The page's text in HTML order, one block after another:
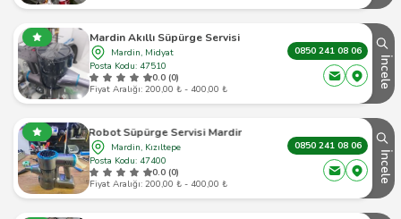
Mardin Akıllı Süpürge Servisi
Mardin, Midyat
Posta Kodu: 47510
0.0 (0)
Fiyat Aralığı: 200,00 ₺ - 400,00 ₺
0850 241 08 06
İncele
Robot Süpürge Servisi Mardin
Mardin, Kızıltepe
Posta Kodu: 47400
0.0 (0)
Fiyat Aralığı: 200,00 ₺ - 400,00 ₺
0850 241 08 06
İncele